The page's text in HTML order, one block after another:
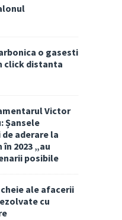
o gasesti
click distanta
Victor
Șansele
aderare la
2023 „au
posibile
ale afacerii
cu